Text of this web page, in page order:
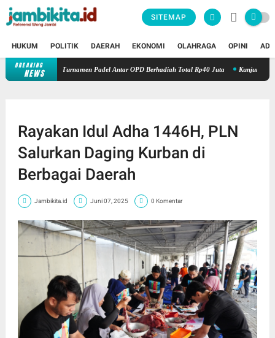
SITEMAP
HUKUM POLITIK DAERAH EKONOMI OLAHRAGA OPINI
BREAKING
NEWS
Adakan Turnamen Padel Antar OPD Berhadiah Total Rp40 Juta Kunjungi Booth
Rayakan Idul Adha 1446H, PLN
Salurkan Daging Kurban di
Berbagai Daerah
Jambikita.id Juni 07, 2025 0 Komentar